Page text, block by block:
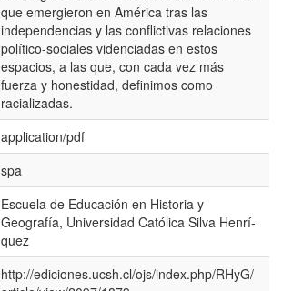
que emergieron en América tras las
independencias y las conflictivas relaciones
polí­tico-sociales videnciadas en estos
espacios, a las que, con cada vez más
fuerza y honestidad, definimos como
racializadas.
application/pdf
spa
Escuela de Educación en Historia y
Geografí­a, Universidad Católica Silva Henrí­
quez
http://ediciones.ucsh.cl/ojs/index.php/RHyG/